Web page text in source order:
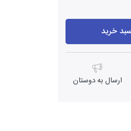
خرید
ارسال به دوستان